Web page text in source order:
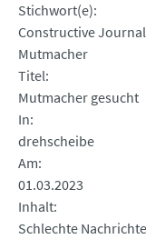
Stichwort(e)
Constructive
Mutmacher
Titel
Mutmacher gesucht
In
drehscheibe
Am
01.03.2023
Inhalt
Schlechte